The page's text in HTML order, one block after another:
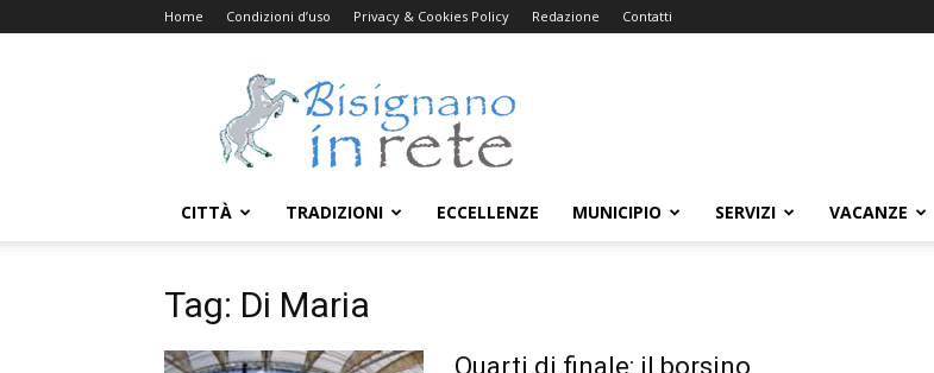
Home Condizioni d’uso Privacy & Cookies Policy Redazione Contatti
Bisignanoinrete.com
CITTÀ TRADIZIONI ECCELLENZE MUNICIPIO SERVIZI VACANZE
Tag: Di Maria
Quarti di finale: il borsino